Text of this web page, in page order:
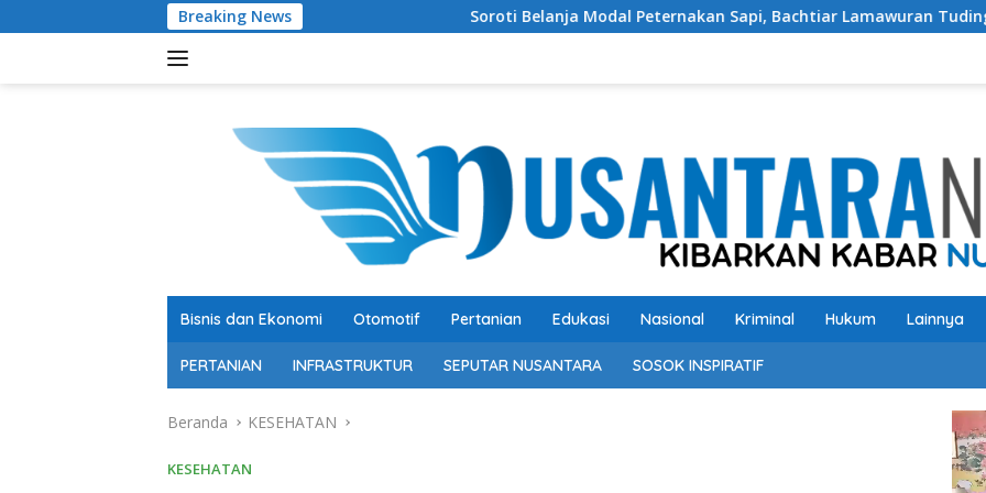
ke
Breaking News Soroti Belanja Modal Peternakan Sapi, Bachtiar Lamawuran Tuding Pemda Flotim
Bisnis dan Ekonomi Otomotif Pertanian Edukasi Nasional Kriminal Hukum Lainnya
PERTANIAN INFRASTRUKTUR SEPUTAR NUSANTARA SOSOK INSPIRATIF
Beranda KESEHATAN
KESEHATAN